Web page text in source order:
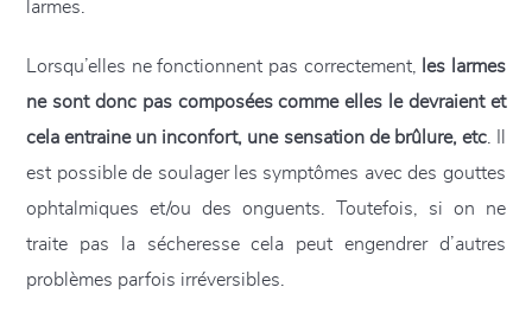
larmes.
Lorsqu’elles ne fonctionnent pas correctement,
les larmes
ne sont donc pas composées comme elles le devraient et
cela entraine un inconfort, une sensation de brûlure, etc. Il
est possible de soulager les symptômes avec des gouttes
ophtalmiques et/ou des onguents. Toutefois, si on ne
traite pas la sécheresse cela peut engendrer d’autres
problèmes parfois irréversibles.